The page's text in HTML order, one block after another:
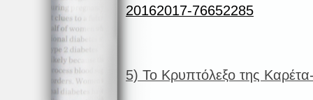
20162017-76652285
5) Το Κρυπτόλεξο της